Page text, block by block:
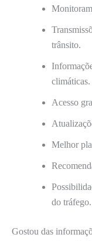
trânsito.
climáticas.
Acesso
Melhor
do tráfego.
Gostou das